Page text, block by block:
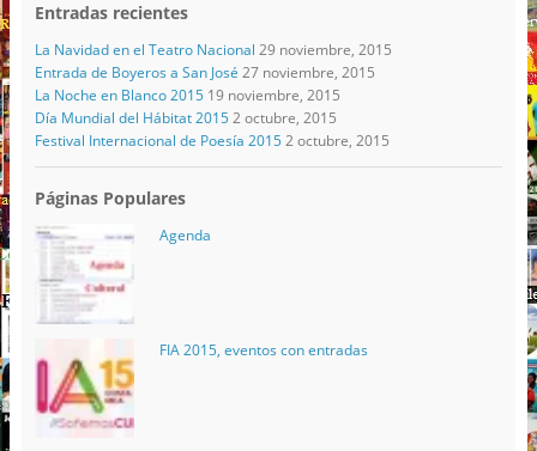
Entradas recientes
La Navidad en el Teatro Nacional 29 noviembre, 2015
Entrada de Boyeros a San José 27 noviembre, 2015
La Noche en Blanco 2015 19 noviembre, 2015
Día Mundial del Hábitat 2015 2 octubre, 2015
Festival Internacional de Poesía 2015 2 octubre, 2015
Páginas Populares
Agenda
FIA 2015, eventos con entradas